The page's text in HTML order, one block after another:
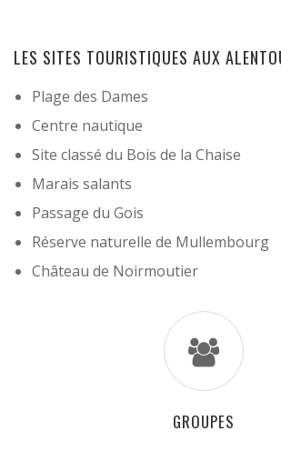
LES SITES TOURISTIQUES AUX
Plage des Dames
Centre nautique
Site classé du Bois de la Chaise
Marais salants
Passage du Gois
Réserve naturelle de Mullembourg
Château de Noirmoutier
GROUPES